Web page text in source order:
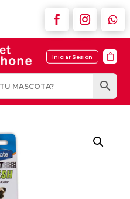
Iniciar Sesión 